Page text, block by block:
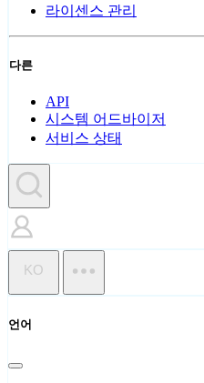
라이센스 관리
다른
API
시스템 어드바이저
서비스 상태
KO
언어